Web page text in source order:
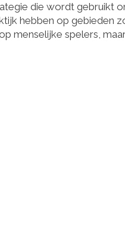
die wordt gebruikt
hebben op gebieden
menselijke spelers,